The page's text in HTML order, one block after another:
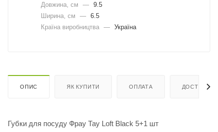
Довжина, cм
— 9.5
Ширина, cм
— 6.5
Країна виробництва — Україна
ОПИС ЯК КУПИТИ ОПЛАТА ДОСТАВКА
Губки для посуду Фрау Тау Loft Black 5+1 шт